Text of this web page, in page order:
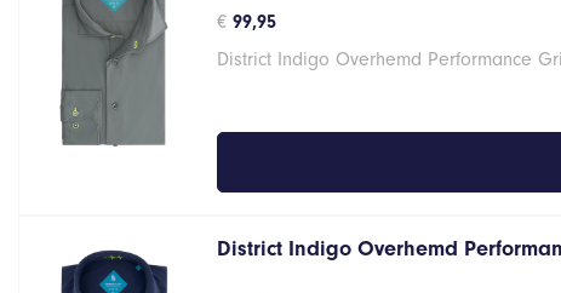
€ 99,95
District Indigo Overhemd Performance
District Indigo Overhemd